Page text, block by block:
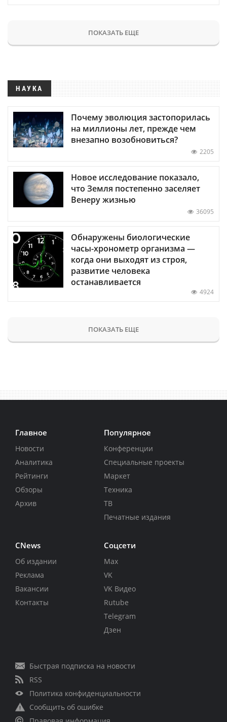
ПОКАЗАТЬ ЕЩЕ
НАУКА
Почему эволюция застопорилась
на миллионы лет, прежде чем
внезапно возобновиться?
2205
Новое исследование показало,
что Земля постепенно заселяет
Венеру жизнью
36095
Обнаружены биологические
часы-хронометр организма —
когда они выходят из строя,
развитие человека
останавливается
4924
ПОКАЗАТЬ ЕЩЕ
Главное
Новости
Аналитика
Рейтинги
Обзоры
Архив
Популярное
Конференции
Специальные проекты
Маркет
Техника
ТВ
Печатные издания
CNews
Об издании
Реклама
Вакансии
Контакты
Соцсети
Max
VK
VK Видео
Rutube
Telegram
Дзен
Быстрая подписка на новости
RSS
Политика конфиденциальности
Сообщить об ошибке